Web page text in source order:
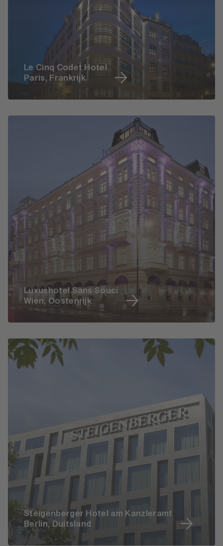
Le Cinq Codet Hotel
Paris, Frankrijk
Luxushotel Sans Souci
Wien, Oostenrijk
Steigenberger Hotel am Kanzleramt
Berlin, Duitsland